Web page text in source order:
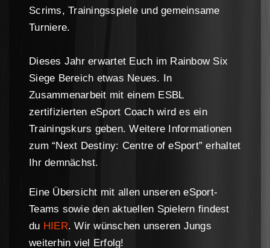
Scrims, Trainingsspiele und gemeinsame
Turniere.
Dieses Jahr erwartet Euch im Rainbow Six
Siege Bereich etwas Neues. In
Zusammenarbeit mit einem ESBL
zertifizierten eSport Coach wird es ein
Trainingskurs geben. Weitere Informationen
zum “Next Destiny: Centre of eSport” erhaltet
Ihr demnächst.
Eine Übersicht mit allen unseren eSport-
Teams sowie den aktuellen Spielern findest
du HIER. Wir wünschen unseren Jungs
weiterhin viel Erfolg!